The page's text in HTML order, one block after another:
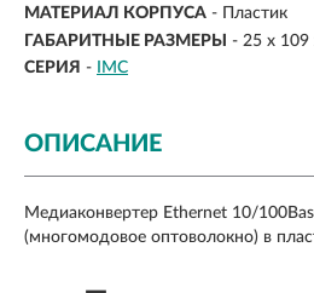
МАТЕРИАЛ КОРПУСА - Пластик
ГАБАРИТНЫЕ РАЗМЕРЫ
- 25 x 109
СЕРИЯ - IMC
ОПИСАНИЕ
Медиаконвертер Ethernet 10/
(многомодовое оптоволокно) в